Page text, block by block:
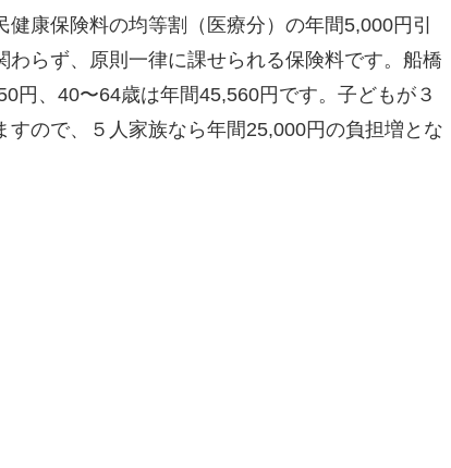
康保険料の均等割（医療分）の年間5,000円引
らず、原則一律に課せられる保険料です。船橋
円、40〜64歳は年間45,560円です。子どもが３
ので、５人家族なら年間25,000円の負担増とな